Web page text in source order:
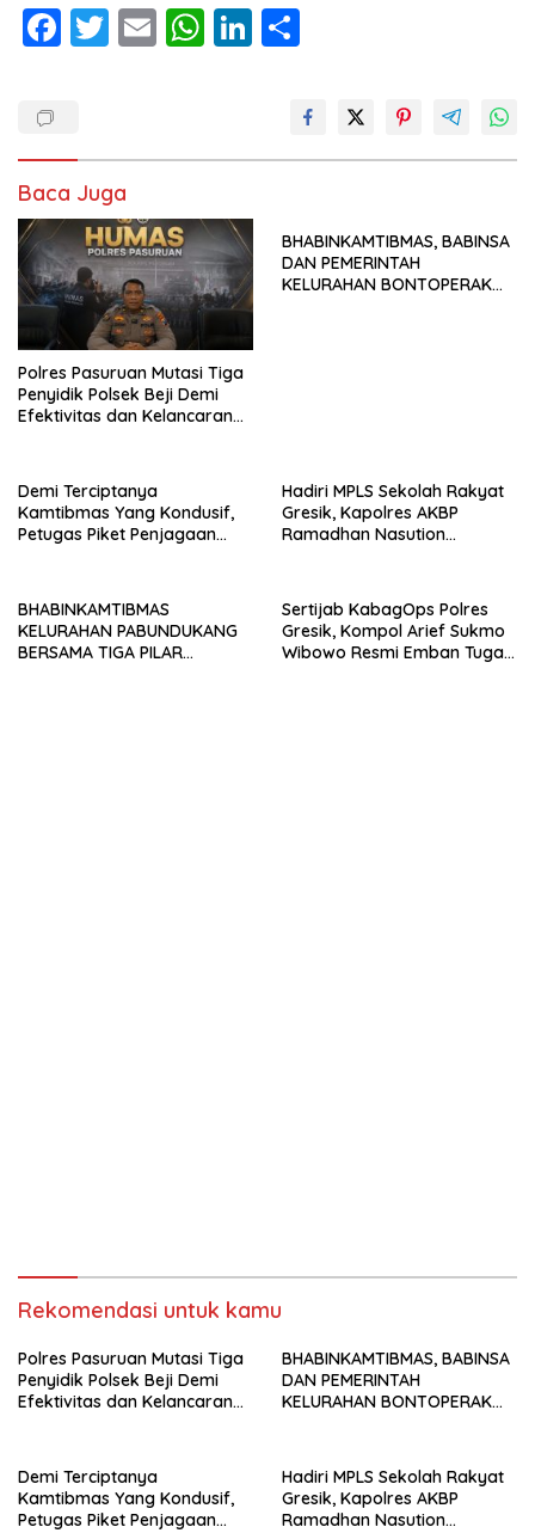
F
o
o
k
T E W
p
p
Li
n
ar
e
Baca Juga
Polres Pasuruan Mutasi Tiga
Penyidik Polsek Beji Demi
Efektivitas dan Kelancaran
BHABINKAMTIBMAS, BABINSA
DAN PEMERINTAH
KELURAHAN BONTOPERAK
Demi Terciptanya
Kamtibmas Yang Kondusif,
Petugas Piket Penjagaan
di Malam Hari
Hadiri MPLS Sekolah Rakyat
Gresik, Kapolres AKBP
Ramadhan Nasution
Berkualitas
BHABINKAMTIBMAS
KELURAHAN PABUNDUKANG
BERSAMA TIGA PILAR
Sertijab KabagOps Polres
Gresik, Kompol Arief Sukmo
Wibowo Resmi Emban Tugas
Rekomendasi untuk kamu
Polres Pasuruan Mutasi Tiga
Penyidik Polsek Beji Demi
Efektivitas dan Kelancaran
BHABINKAMTIBMAS, BABINSA
DAN PEMERINTAH
KELURAHAN BONTOPERAK
PROBLEM SOLVING
Demi Terciptanya
Kamtibmas Yang Kondusif,
Petugas Piket Penjagaan
Hadiri MPLS Sekolah Rakyat
Gresik, Kapolres AKBP
Ramadhan Nasution